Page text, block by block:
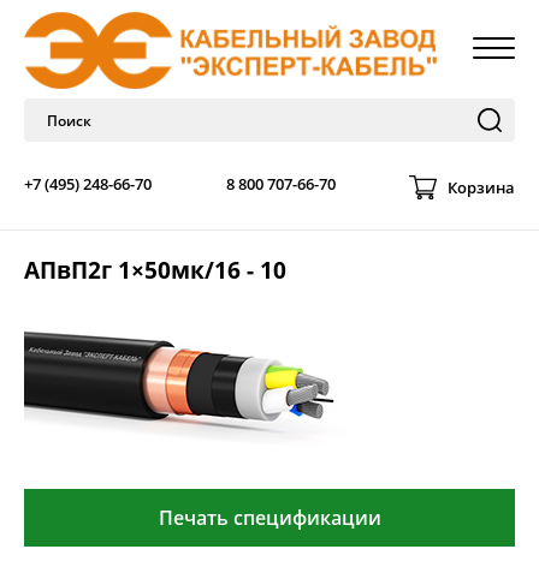
+7 (495) 248-66-70 8 800 707-66-70 Корзина
АПвП2г 1×50мк/16 - 10
Печать спецификации